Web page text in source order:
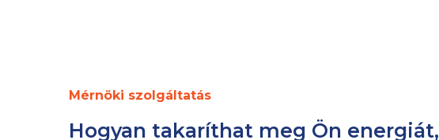
Mérnöki szolgáltatás
Hogyan takaríthat meg Ön energiát,